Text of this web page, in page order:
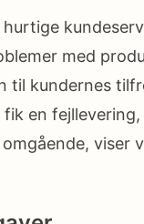
med
til kundernes
en
viser